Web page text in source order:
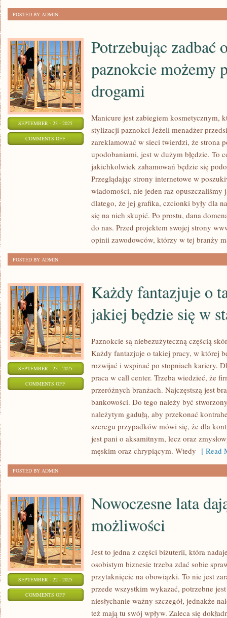
SIĘ
DO
OCHRONY
PRZECIWPOŻAROWEJ
POSTED BY ADMIN
SEPTEMBER - 23 - 2025
COMMENTS OFFON
PAZNOKCIE
PÓJŚĆ
DWOMA
Potrzebując zadbać
paznokcie możemy
drogami
Manicure jest zabiegiem kosmetycznym,
stylizacji paznokci Jeżeli menadżer
zareklamować w sieci twierdzi, że strona
upodobaniami, jest w dużym błędzie. To
jakichkolwiek zahamowań będzie się
Przeglądając strony internetowe w
wiadomości, nie jeden raz opuszczaliśmy
dlatego, że jej grafika, czcionki były dla
się na nich skupić. Po prostu, dana
do nas. Przed projektem swojej strony
opinii zawodowców, którzy w tej branży
POSTED BY ADMIN
SEPTEMBER - 23 - 2025
COMMENTS OFFON
SIĘ
W
STANIE
SPEŁNIAĆ
Każdy fantazjuje o
jakiej będzie się w
Paznokcie są niebezużyteczną częścią
Każdy fantazjuje o takiej pracy, w której
rozwijać i wspinać po stopniach kariery.
praca w call center. Trzeba wiedzieć, że
przeróżnych branżach. Najczęstszą jest
bankowości. Do tego należy być
należytym gadułą, aby przekonać
szeregu przypadków mówi się, że dla
jest pani o aksamitnym, lecz oraz
męskim oraz chrypiącym. Wtedy [ Read
POSTED BY ADMIN
SEPTEMBER - 22 - 2025
COMMENTS OFFON
Nowoczesne lata
możliwości
Jest to jedna z części biżuterii, która
osobistym biznesie trzeba zdać sobie
przytaknięcie na obowiązki. To nie jest
przede wszystkim wykazać, potrzebne
niesłychanie ważny szczegół, jednakże
też mają tu swój wpływ. Zaleca się